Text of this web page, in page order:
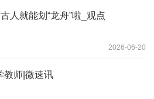
人就能划“龙舟”啦_观点
2026-06-20
教师|微速讯